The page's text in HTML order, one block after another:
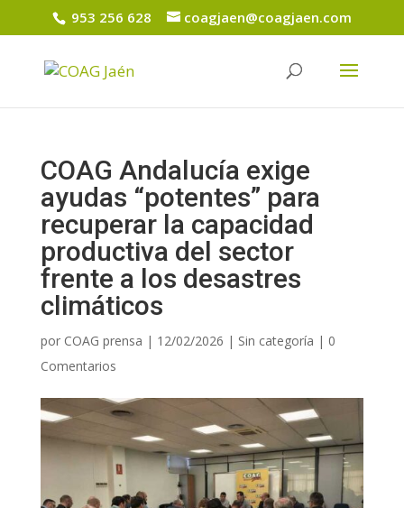
953 256 628 coagjaen@coagjaen.com
COAG Andalucía exige
ayudas “potentes” para
recuperar la capacidad
productiva del sector
frente a los desastres
climáticos
por COAG prensa | 12/02/2026 | Sin categoría | 0
Comentarios